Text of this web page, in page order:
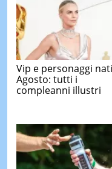
Vip e personaggi
Agosto: tutti i
compleanni illustri